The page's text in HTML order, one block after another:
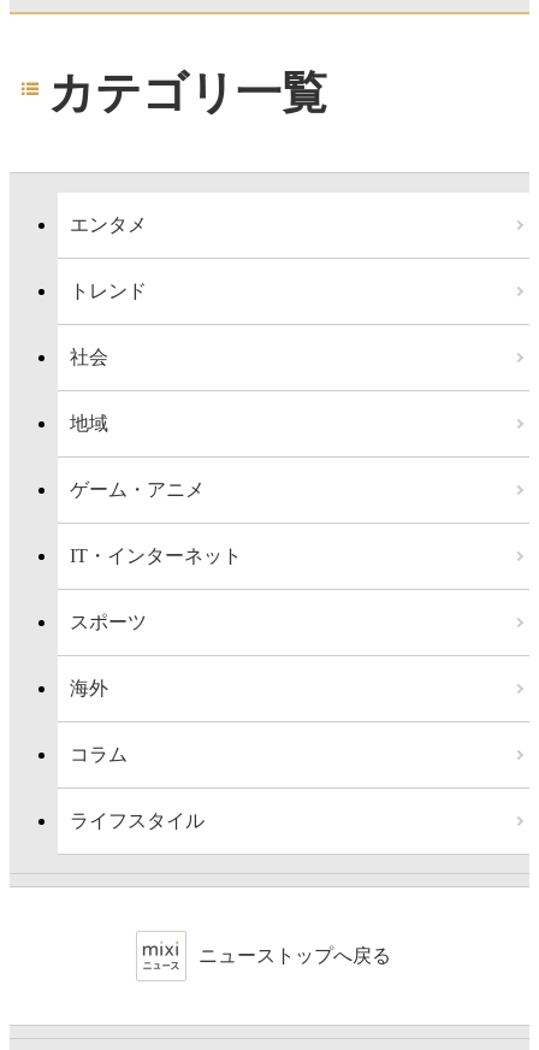
カテゴリ一覧
エンタメ
トレンド
社会
地域
ゲーム・アニメ
IT・インターネット
スポーツ
海外
コラム
ライフスタイル
ニューストップへ戻る